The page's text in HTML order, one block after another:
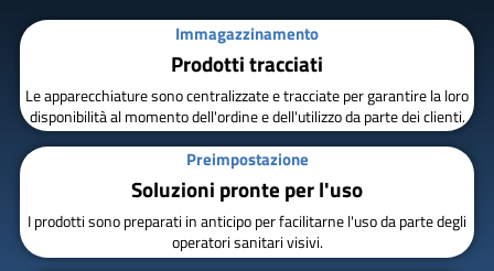
Immagazzinamento
Prodotti tracciati
Le apparecchiature sono centralizzate e tracciate per garantire la loro
disponibilità al momento dell'ordine e dell'utilizzo da parte dei clienti.
Preimpostazione
Soluzioni pronte per l'uso
I prodotti sono preparati in anticipo per facilitarne l'uso da parte degli
operatori sanitari visivi.